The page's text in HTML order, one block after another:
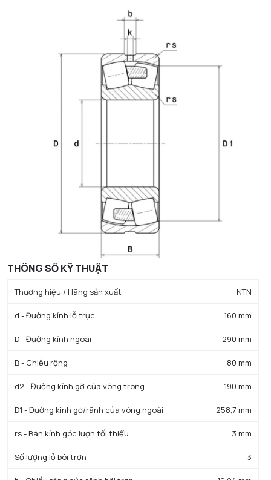
THÔNG SỐ KỸ THUẬT
Thương hiệu / Hãng sản xuất NTN
d - Đường kính lỗ trục 160 mm
D - Đường kính ngoài 290 mm
B - Chiều rộng 80 mm
d2 - Đường kính gờ của vòng trong 190 mm
D1 - Đường kính gờ/rãnh của vòng ngoài 258,7 mm
rs - Bán kính góc lượn tối thiểu 3 mm
Số lượng lỗ bôi trơn 3